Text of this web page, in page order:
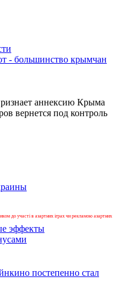
- большинство крымчан
аннексию Крыма
вернется под контроль
до участі в азартних іграх чи рекламою азартних
постепенно стал